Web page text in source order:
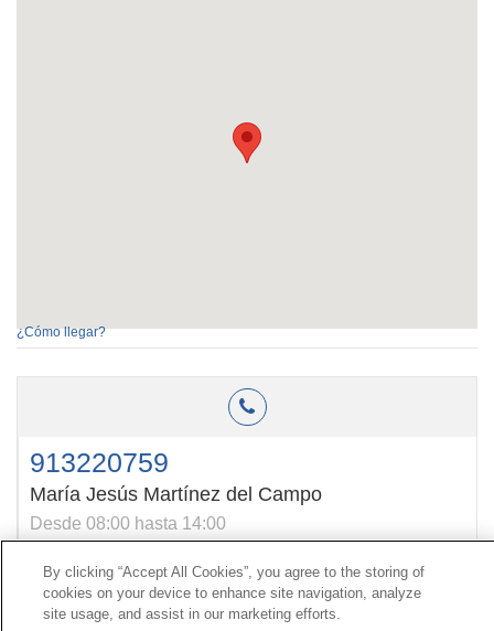
¿Cómo llegar?
913220759
María Jesús Martínez del Campo
Desde 08:00 hasta 14:00
Kontaktua| kontratatzailearen Profila|Erreklamazioak
By clicking “Accept All Cookies”, you agree to the storing of
cookies on your device to enhance site navigation, analyze
site usage, and assist in our marketing efforts.